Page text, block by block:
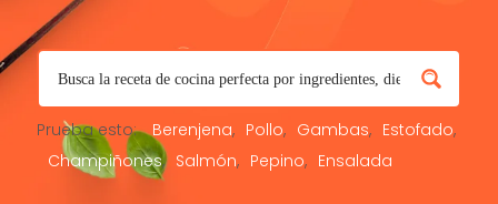
Prueba esto: Berenjena Pollo Gambas
Estofado
Champiñones
Salmón Pepino Ensalada